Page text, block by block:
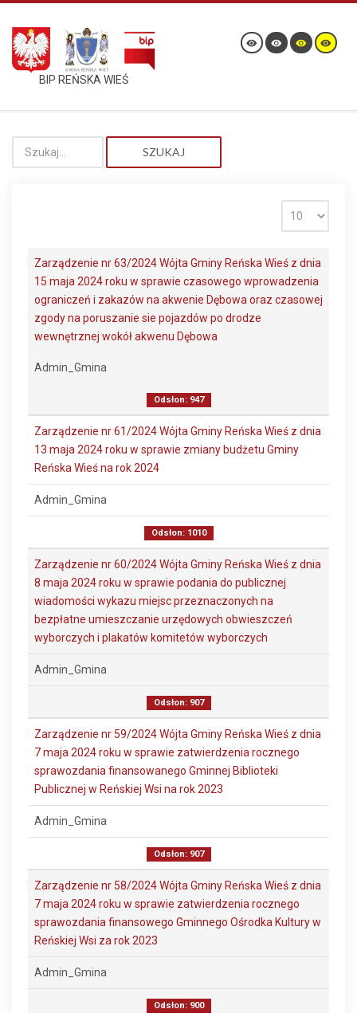
BIP REŃSKA WIEŚ
SZUKAJ
Zarządzenie nr 63/2024 Wójta Gminy Reńska Wieś z dnia
15 maja 2024 roku w sprawie czasowego wprowadzenia
ograniczeń i zakazów na akwenie Dębowa oraz czasowej
zgody na poruszanie sie pojazdów po drodze
wewnętrznej wokół akwenu Dębowa
Admin_Gmina
Odsłon: 947
Zarządzenie nr 61/2024 Wójta Gminy Reńska Wieś z dnia
13 maja 2024 roku w sprawie zmiany budżetu Gminy
Reńska Wieś na rok 2024
Admin_Gmina
Odsłon: 1010
Zarządzenie nr 60/2024 Wójta Gminy Reńska Wieś z dnia
8 maja 2024 roku w sprawie podania do publicznej
wiadomości wykazu miejsc przeznaczonych na
bezpłatne umieszczanie urzędowych obwieszczeń
wyborczych i plakatów komitetów wyborczych
Admin_Gmina
Odsłon: 907
Zarządzenie nr 59/2024 Wójta Gminy Reńska Wieś z dnia
7 maja 2024 roku w sprawie zatwierdzenia rocznego
sprawozdania finansowanego Gminnej Biblioteki
Publicznej w Reńskiej Wsi na rok 2023
Admin_Gmina
Odsłon: 907
Zarządzenie nr 58/2024 Wójta Gminy Reńska Wieś z dnia
7 maja 2024 roku w sprawie zatwierdzenia rocznego
sprawozdania finansowego Gminnego Ośrodka Kultury w
Reńskiej Wsi za rok 2023
Admin_Gmina
Odsłon: 900